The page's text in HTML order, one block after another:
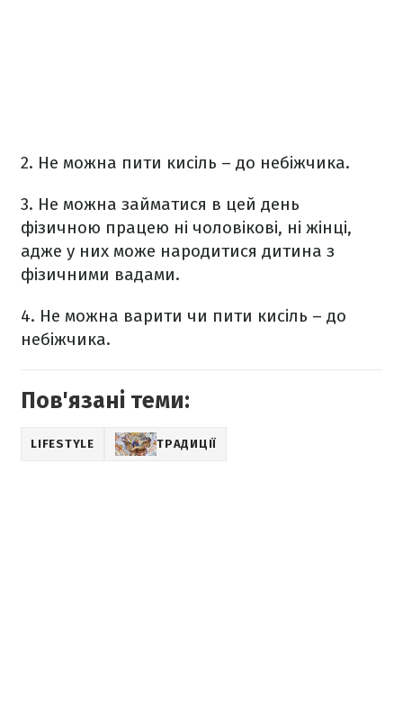
2. Не можна пити кисіль – до небіжчика.
3. Не можна займатися в цей день
фізичною працею ні чоловікові, ні жінці,
адже у них може народитися дитина з
фізичними вадами.
4. Не можна варити чи пити кисіль – до
небіжчика.
Пов'язані теми:
LIFESTYLE ТРАДИЦІЇ